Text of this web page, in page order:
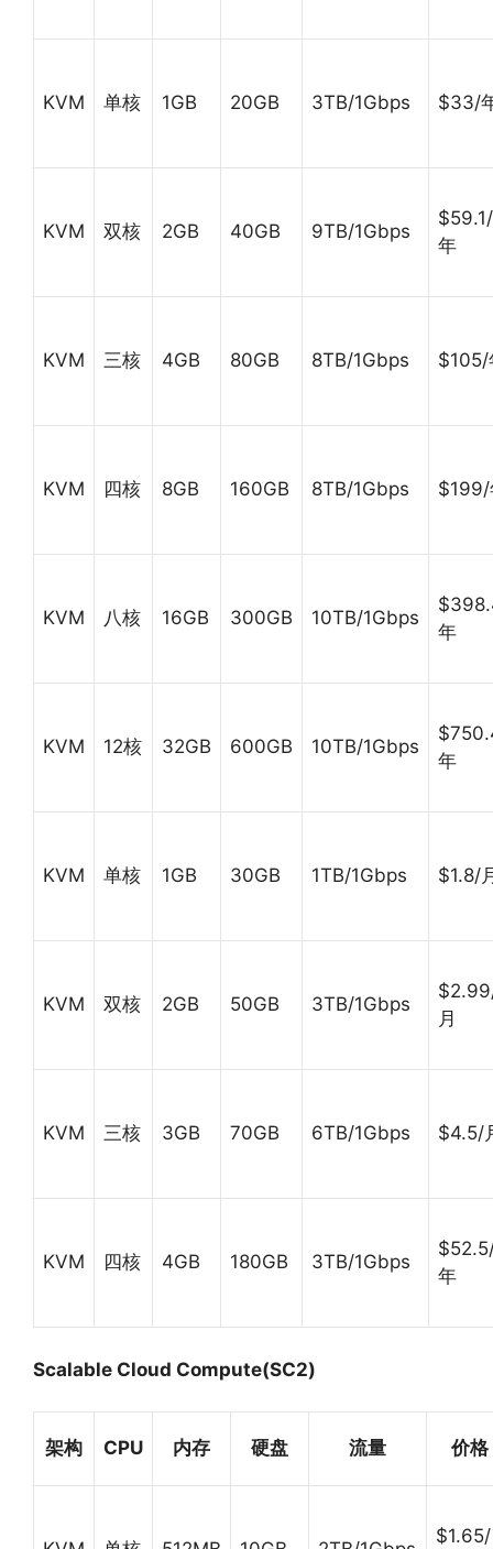
KVM 单核 1GB 20GB 3TB/1Gbps $33/
KVM 双核 2GB 40GB 9TB/1Gbps
$59.1/
年
KVM 三核 4GB 80GB 8TB/1Gbps $105/
KVM 四核 8GB 160GB 8TB/1Gbps $199/
KVM 八核 16GB 300GB 10TB/1Gbps
年
KVM 12核 32GB 600GB 10TB/1Gbps
年
KVM 单核 1GB 30GB 1TB/1Gbps $1.8/
KVM 双核 2GB 50GB 3TB/1Gbps
月
KVM 三核 3GB 70GB 6TB/1Gbps $4.5/
KVM 四核 4GB 180GB 3TB/1Gbps
年
Scalable Cloud Compute(SC2)
架构 CPU 内存 硬盘 流量 价格
$1.65/